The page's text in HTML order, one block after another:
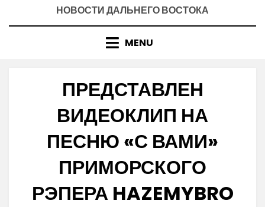
НОВОСТИ ДАЛЬНЕГО ВОСТОКА
MENU
ПРЕДСТАВЛЕН
ВИДЕОКЛИП НА
ПЕСНЮ «С ВАМИ»
ПРИМОРСКОГО
РЭПЕРА HAZEMYBRO